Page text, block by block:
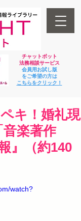
チャットボット
法務相談サービス
会員用お試し版
をご希望の方は
​こちらをクリック！
キ！婚礼現
楽著作
』（約140
watch?